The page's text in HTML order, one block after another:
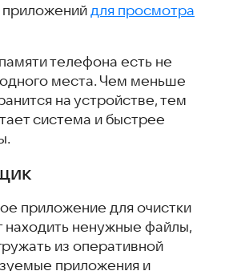
приложений для просмотра
телефона есть не
места. Чем меньше
на устройстве, тем
система и быстрее
приложение для очистки
находить ненужные файлы,
из оперативной
приложения и